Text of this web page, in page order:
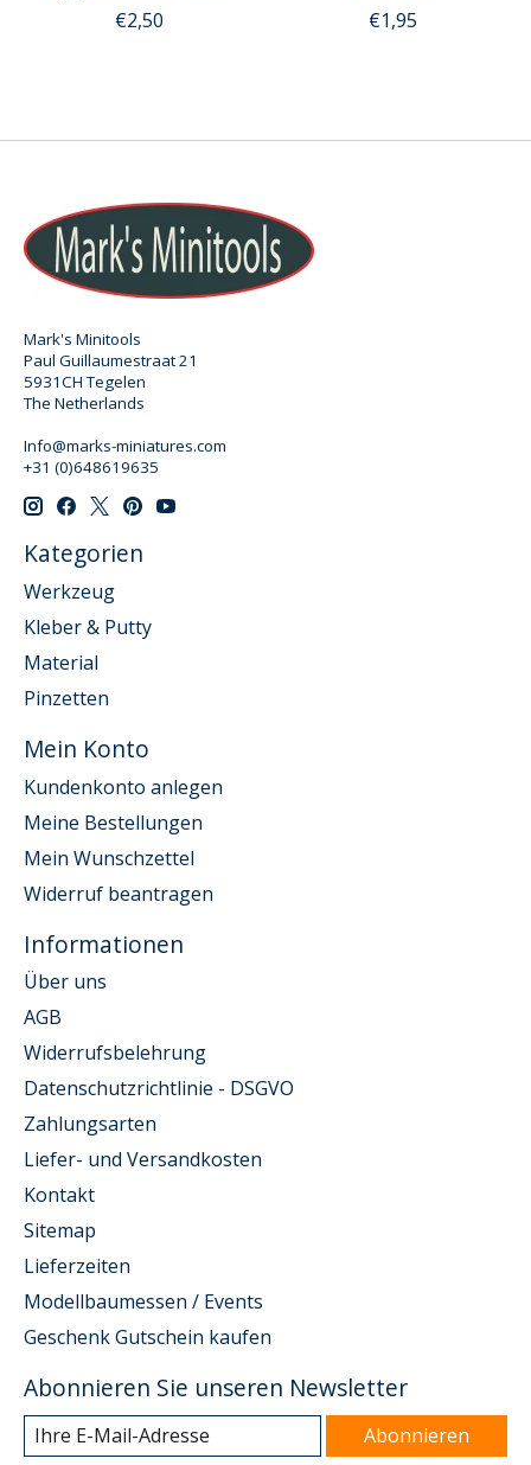
€2,50
€1,95
Mark's Minitools
Paul Guillaumestraat 21
5931CH Tegelen
The Netherlands
Info@marks-miniatures.com
+31 (0)648619635
Kategorien
Werkzeug
Kleber & Putty
Material
Pinzetten
Mein Konto
Kundenkonto anlegen
Meine Bestellungen
Mein Wunschzettel
Widerruf beantragen
Informationen
Über uns
AGB
Widerrufsbelehrung
Datenschutzrichtlinie - DSGVO
Zahlungsarten
Liefer- und Versandkosten
Kontakt
Sitemap
Lieferzeiten
Modellbaumessen / Events
Geschenk Gutschein kaufen
Abonnieren Sie unseren Newsletter
Abonnieren